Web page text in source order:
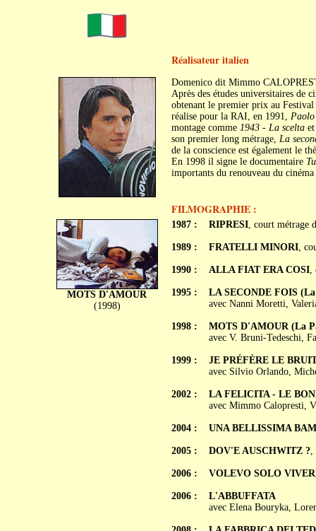
Réalisateur italien
Domenico dit Mimmo
Après des études universitaires de
obtenant le premier prix au
réalise pour la RAI, en 1991,
montage comme 1943 - La scelta
son premier long métrage, La
de la conscience est également le
En 1998 il signe le documentaire
importants du renouveau du
FILMOGRAPHIE :
MOTS D'AMOUR
(1998)
1987 :
1989 :
1990 :
1995 :
1998 :
1999 :
2002 :
2004 :
2005 :
2006 :
2006 :
RIPRESI, court métrage
FRATELLI MINORI,
ALLA FIAT ERA COSI,
LA SECONDE FOIS (La
avec Nanni Moretti,
MOTS D'AMOUR (La
avec V. Bruni-Tedeschi,
JE PRÉFÈRE LE
avec Silvio Orlando,
LA FELICITA - LE
avec Mimmo Calopresti,
UNA BELLISSIMA
DOV'E AUSCHWITZ ?,
VOLEVO SOLO
L'ABBUFFATA
avec Elena Bouryka,